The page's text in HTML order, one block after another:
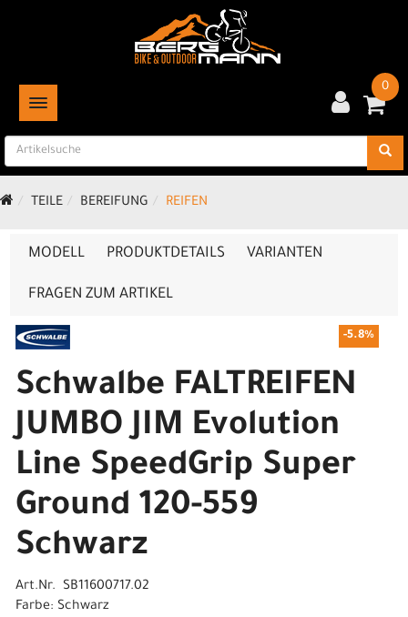
TOGGLE NAVIGATION
0
TEILE BEREIFUNG REIFEN
MODELL PRODUKTDETAILS VARIANTEN
FRAGEN ZUM ARTIKEL
-5.8%
Schwalbe FALTREIFEN
JUMBO JIM Evolution
Line SpeedGrip Super
Ground 120-559
Schwarz
Art.Nr. SB11600717.02
Farbe: Schwarz